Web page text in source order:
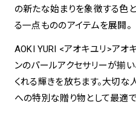
の新たな始まりを象徴する色
る一点もののアイテムを展開。
AOKI YURI <アオキユリ>アオ
ンのパールアクセサリーが揃
くれる輝きを放ちます。大切な
への特別な贈り物として最適で